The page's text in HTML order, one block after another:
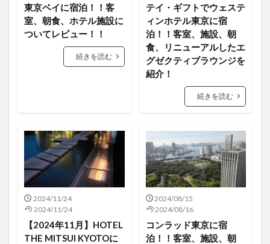
東京ベイに宿泊！！客
室、朝食、ホテル施設に
ついてレビュー！！
続きを読む
テイ・ギフトでウェステ
ィンホテル東京に宿
泊！！客室、施設、朝
食、リニューアルしたエ
グゼクティブラウンジを
紹介！
続きを読む
2024/11/24
2024/11/24
【2024年11月】HOTEL
THE MITSUI KYOTOに
2024/08/15
2024/08/16
コンラッド東京に宿
泊！！客室、施設、朝